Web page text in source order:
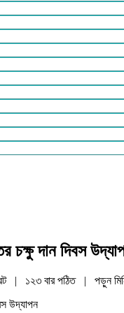
চক্ষু দান দিবস
| ১২৩ বার পঠিত | পড়ুন